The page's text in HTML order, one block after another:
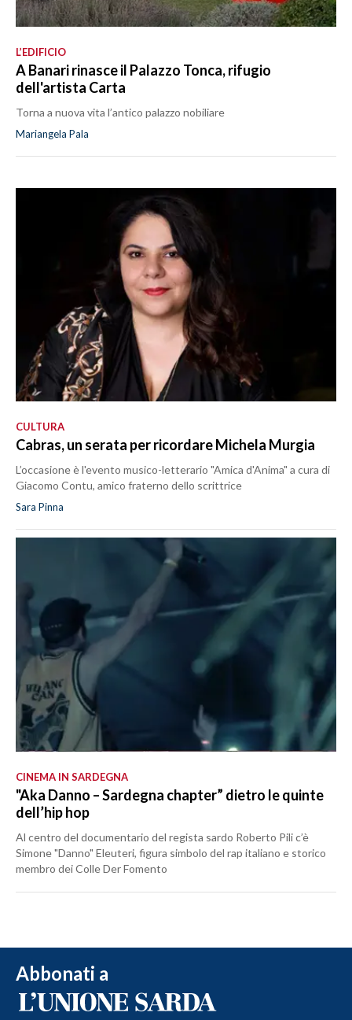
L’EDIFICIO
A Banari rinasce il Palazzo Tonca, rifugio
dell'artista Carta
Torna a nuova vita l’antico palazzo nobiliare
Mariangela Pala
CULTURA
Cabras, un serata per ricordare Michela Murgia
L’occasione è l'evento musico-letterario "Amica d'Anima" a cura di
Giacomo Contu, amico fraterno dello scrittrice
Sara Pinna
CINEMA IN SARDEGNA
"Aka Danno – Sardegna chapter” dietro le quinte
dell’hip hop
Al centro del documentario del regista sardo Roberto Pili c’è
Simone "Danno" Eleuteri, figura simbolo del rap italiano e storico
membro dei Colle Der Fomento
Abbonati a